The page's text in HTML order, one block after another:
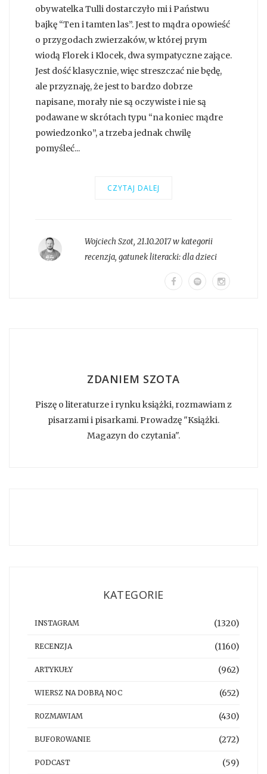
obywatelka Tulli dostarczyło mi i Państwu
bajkę “Ten i tamten las”. Jest to mądra opowieść
o przygodach zwierzaków, w której prym
wiodą Florek i Klocek, dwa sympatyczne zające.
Jest dość klasycznie, więc streszczać nie będę,
ale przyznaję, że jest to bardzo dobrze
napisane, morały nie są oczywiste i nie są
podawane w skrótach typu “na koniec mądre
powiedzonko”, a trzeba jednak chwilę
pomyśleć...
CZYTAJ DALEJ
Wojciech Szot, 21.10.2017 w kategorii
recenzja, gatunek literacki:dla dzieci
ZDANIEM SZOTA
Piszę o literaturze i rynku książki, rozmawiam z
pisarzami i pisarkami. Prowadzę "Książki.
Magazyn do czytania".
KATEGORIE
INSTAGRAM (1320)
RECENZJA (1160)
ARTYKUŁY (962)
WIERSZ NA DOBRĄ NOC (652)
ROZMAWIAM (430)
BUFOROWANIE (272)
PODCAST (59)